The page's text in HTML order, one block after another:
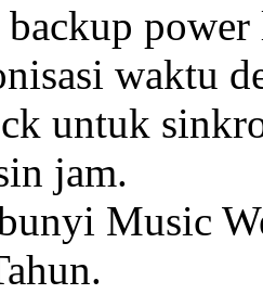
waktu
untuk
jam.
Music